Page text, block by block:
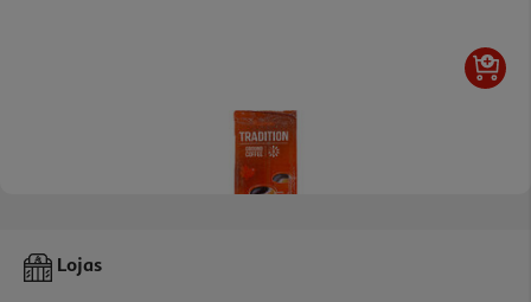
Café Auchan Moído Tradição Intensidade 8 250g
Lojas